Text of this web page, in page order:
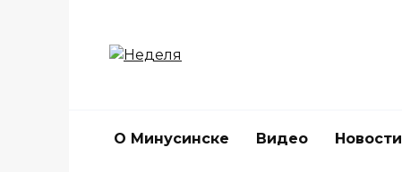
О Минусинске Видео Новости